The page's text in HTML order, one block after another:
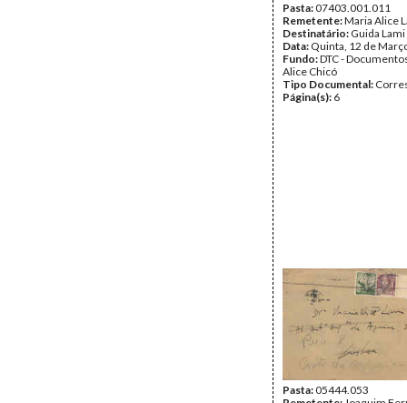
Pasta:07403.001.011
Remetente:Maria Alice
Destinatário: Guida Lami
Data: Quinta, 12 de
Fundo:DTC -
Alice Chicó
Tipo Documental:
Página(s): 6
Pasta:05444.053